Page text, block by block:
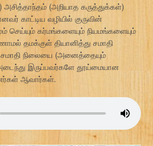
அசித்தாந்தம் (அறியாத கருத்துக்கள்)
காட்டிய வழியில் குருவின்
செய்யும் கர்மங்களையும் நியமங்களையும்
தமக்குள் தியானித்து சமாதி
சமாதி நிலையை (அனைத்தையும்
இருப்பவர்களே தூய்மையான
ஆவார்கள்.